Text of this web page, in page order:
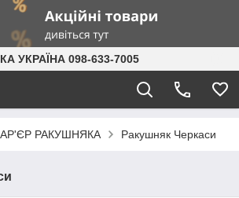
УКРАЇНА 098-633-7005
РАКУШНЯКА Ракушняк Черкаси